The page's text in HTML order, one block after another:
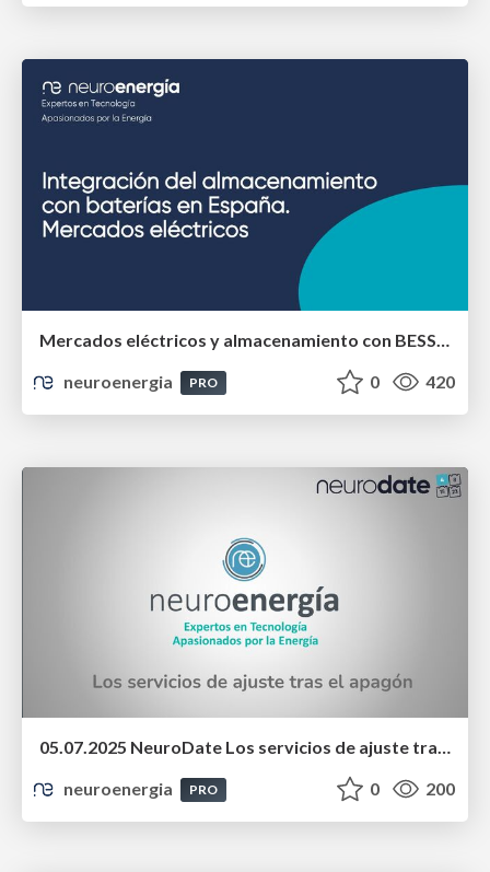
Mercados eléctricos y almacenamiento con BESS en España
neuroenergia
PRO 0 420
05.07.2025 NeuroDate Los servicios de ajuste tras el apagón
neuroenergia
PRO 0 200